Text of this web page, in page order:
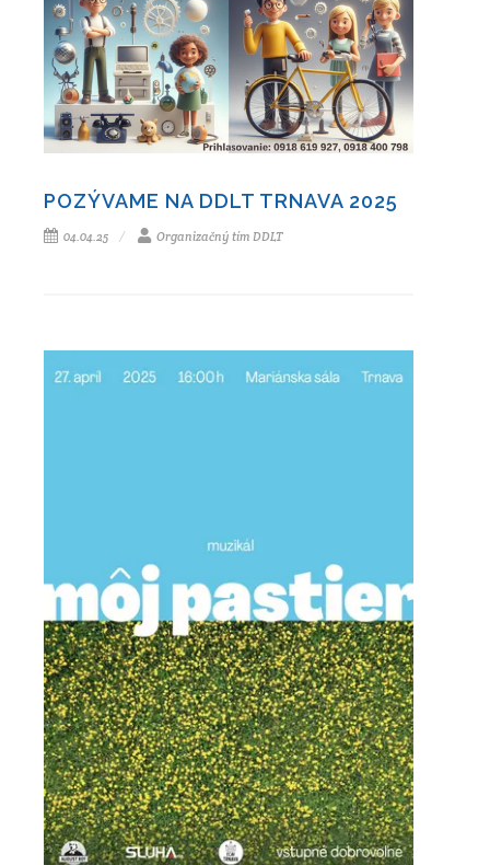
POZÝVAME NA DDLT TRNAVA 2025
04.04.25 Organizačný tím DDLT